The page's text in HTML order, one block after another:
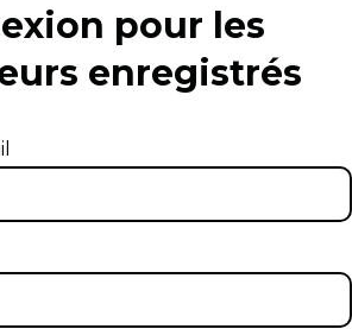
pour les
enregistrés